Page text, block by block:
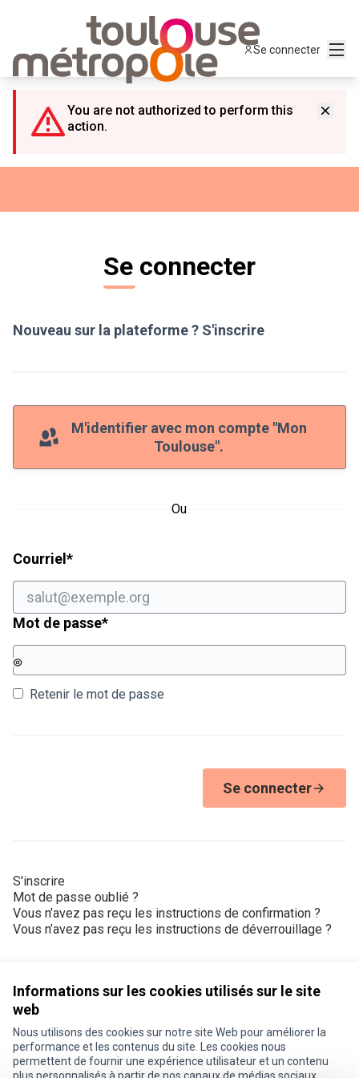
Informations sur les cookies utilisés sur le site
web
Nous utilisons des cookies sur notre site Web pour améliorer la
performance et les contenus du site. Les cookies nous
permettent de fournir une expérience utilisateur et un contenu
Se connecter
You are not authorized to perform this
action.
Se connecter
Nouveau sur la plateforme ? S'inscrire
M'identifier avec mon compte "Mon
Toulouse".
Ou
Courriel *Champ obligatoire
Mot de passe*Champ obligatoire
Retenir le mot de passe
Se connecter
S'inscrire
Mot de passe oublié ?
Vous n’avez pas reçu les instructions de confirmation ?
Vous n’avez pas reçu les instructions de déverrouillage ?
Conditions d'utilisation
Paramètres des cookies
Je participe ! sur X
Je participe ! sur Facebook
Je participe ! sur Instagram